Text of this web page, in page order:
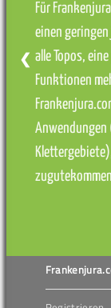
Für
einen
alle Topos,
Funktionen
Anwendungen
❮